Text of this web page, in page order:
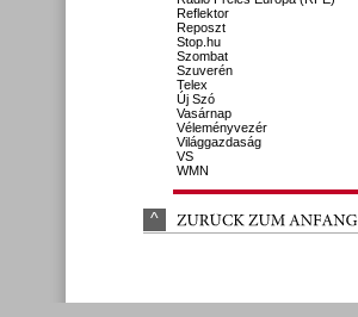
Reflektor
Reposzt
Stop.hu
Szombat
Szuverén
Telex
Új Szó
Vasárnap
Véleményvezér
Világgazdaság
VS
WMN
^ ZURÜCK ZUM ANFANG